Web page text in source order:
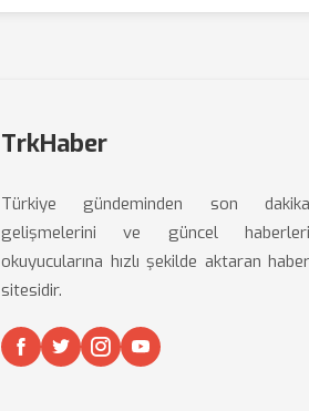
TrkHaber
Türkiye gündeminden son dakika
gelişmelerini ve güncel haberleri
okuyucularına hızlı şekilde aktaran haber
sitesidir.